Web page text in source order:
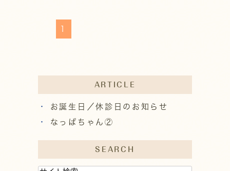
1
ARTICLE
お誕生日／休診日のお知らせ
なっぱちゃん②
SEARCH